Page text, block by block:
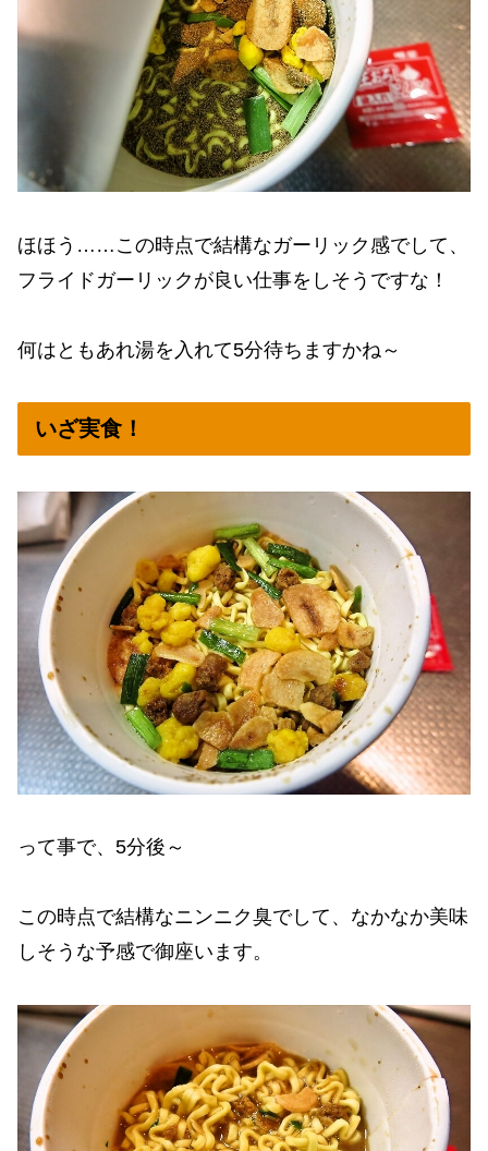
ほほう……この時点で結構なガーリック感でして、
フライドガーリックが良い仕事をしそうですな！
何はともあれ湯を入れて5分待ちますかね～
いざ実食！
って事で、5分後～
この時点で結構なニンニク臭でして、なかなか美味
しそうな予感で御座います。